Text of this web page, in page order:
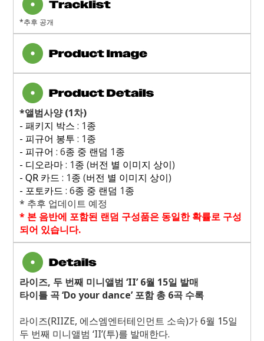
*추후 공개
*앨범사양(1차)
- 패키지 박스 : 1종
- 피규어 봉투 : 1종
- 피규어 : 6종 중 랜덤 1종
- 디오라마: 1종 (버전 별 이미지 상이)
- QR 카드 : 1종 (버전 별 이미지 상이)
- 포토카드 : 6종 중 랜덤 1종
* 추후 업데이트 예정
* 본 음반에 포함된 랜덤 구성품은 동일한 확률로 구성
되어 있습니다.
라이즈, 두 번째 미니앨범 ‘II’6월 15일 발매
타이틀 곡 ‘Do your dance’ 포함 총6곡 수록
라이즈(RIIZE, 에스엠엔터테인먼트 소속)가6월 15일
두 번째 미니앨범 ‘II’(투)를 발매한다.